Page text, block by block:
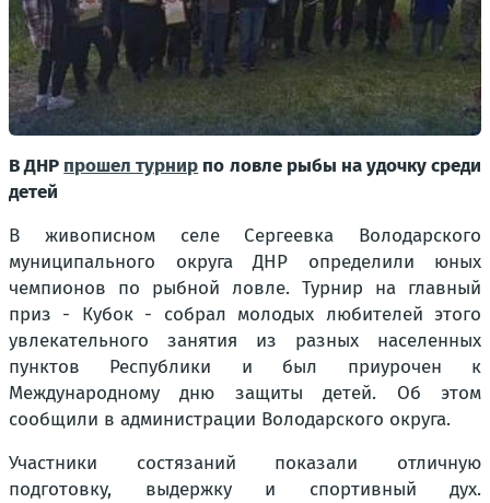
В ДНР прошел турнир по ловле рыбы на удочку среди
детей
В живописном селе Сергеевка Володарского
муниципального округа ДНР определили юных
чемпионов по рыбной ловле. Турнир на главный
приз - Кубок - собрал молодых любителей этого
увлекательного занятия из разных населенных
пунктов Республики и был приурочен к
Международному дню защиты детей. Об этом
сообщили в администрации Володарского округа.
Участники состязаний показали отличную
подготовку, выдержку и спортивный дух.